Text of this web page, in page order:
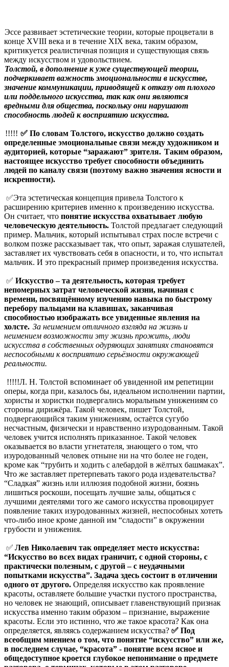
Эссе развивает эстетические теории, которые процветали в
конце XVIII века и в течение XIX века, таким образом,
критикуется реалистичная позиция и существующая связь
между искусством и удовольствием.
Толстой, в дополнение к уже существующей теории,
подчеркивает важность эмоциональности в искусстве,
значение коммуникации, приводящей к отказу от плохого
или поддельного искусства, так как они являются
вредными для общества, поскольку они нарушают
способность людей к восприятию искусства.
!!!!! ✅ По словам Толстого, искусство должно создать
определенные эмоциональные связи между художником и
аудиторией, которые “заражают” зрителя. Таким образом,
настоящее искусство требует способности объединить
людей по каналу связи (поэтому важно значения ясности и
искренности).
✅Эта эстетическая концепция привела Толстого к
расширению критериев именно к произведению искусства.
Он считает, что понятие искусства охватывает любую
человеческую деятельность. Толстой предлагает следующий
пример. Мальчик, который испытывал страх после встречи с
волком позже рассказывает так, что опыт, заражая слушателей,
заставляет их чувствовать себя в опасности, и то, что испытал
мальчик. И это прекрасный пример произведения искусства.
✅ Искусство – та деятельность, которая требует
непомерных затрат человеческой жизни, начиная с
времени, посвящённому изучению навыка по быстрому
перебору пальцами на клавишах, заканчивая
способностью изображать все увиденные явления на
холсте. За неимением отличного взгляда на жизнь и
неимением возможности эту жизнь прожить, люди
искусства в собственных одуряющих занятиях становятся
неспособными к восприятию серьёзности окружающей
реальности.
!!!!!Л. Н. Толстой вспоминает об увиденной им репетиции
оперы, когда при, казалось бы, идеальном исполнении партии,
хористы и хористки подвергались моральным унижениям со
стороны дирижёра. Такой человек, пишет Толстой,
подвергающийся таким унижениям, остаётся сугубо
несчастным, физически и нравственно изуродованным. Такой
человек учится исполнять приказанное. Такой человек
оказывается во власти угнетателя, знающего о том, что
изуродованный человек отныне ни на что более не годен,
кроме как “трубить и ходить с алебардой в жёлтых башмаках”.
Что же заставляет претерпевать такого рода издевательства?
“Сладкая” жизнь или иллюзия подобной жизни, боязнь
лишиться роскоши, посещать лучшие залы, общаться с
лучшими деятелями того же самого искусства провоцирует
появление таких изуродованных жизней, неспособных хотеть
что-либо иное кроме данной им “сладости” в окружении
грубости и унижения.
✅ Лев Николаевич так определяет место искусства:
“Искусство во всех видах граничит, с одной стороны, с
практически полезным, с другой – с неудачными
попытками искусства”. Задача здесь состоит в отличении
одного от другого. Определяя искусство как проявление
красоты, оставляете большие участки пустого пространства,
но человек не знающий, описывает главенствующий признак
искусства именно таким образом – признание, выражение
красоты. Если это истинно, что же такое красота? Как она
определяется, являясь содержанием искусства? ✅ Под
всеобщим мнением о том, что понятие “искусство” или же,
в последнем случае, “красота” - понятие всем ясное и
общедоступное кроется глубокое непонимание о предмете